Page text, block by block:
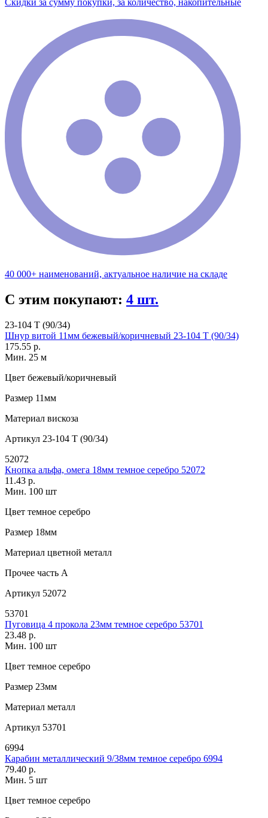
Скидки за сумму покупки, за количество, накопительные
40 000+ наименований, актуальное наличие на складе
С этим покупают: 4 шт.
23-104 T (90/34)
Шнур витой 11мм бежевый/коричневый 23-104 T (90/34)
175.55 р.
Мин. 25 м
Цвет бежевый/коричневый
Размер 11мм
Материал вискоза
Артикул 23-104 T (90/34)
52072
Кнопка альфа, омега 18мм темное серебро 52072
11.43 р.
Мин. 100 шт
Цвет темное серебро
Размер 18мм
Материал цветной металл
Прочее часть A
Артикул 52072
53701
Пуговица 4 прокола 23мм темное серебро 53701
23.48 р.
Мин. 100 шт
Цвет темное серебро
Размер 23мм
Материал металл
Артикул 53701
6994
Карабин металлический 9/38мм темное серебро 6994
79.40 р.
Мин. 5 шт
Цвет темное серебро